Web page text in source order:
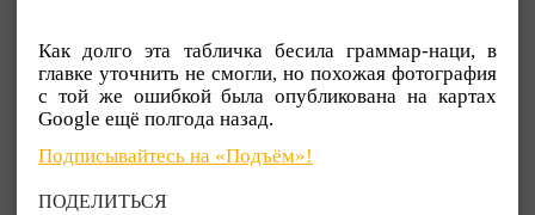
Как долго эта табличка бесила граммар-наци, в
главке уточнить не смогли, но похожая фотография
с той же ошибкой была опубликована на картах
Google ещё полгода назад.
Подписывайтесь на «Подъём»!
ПОДЕЛИТЬСЯ